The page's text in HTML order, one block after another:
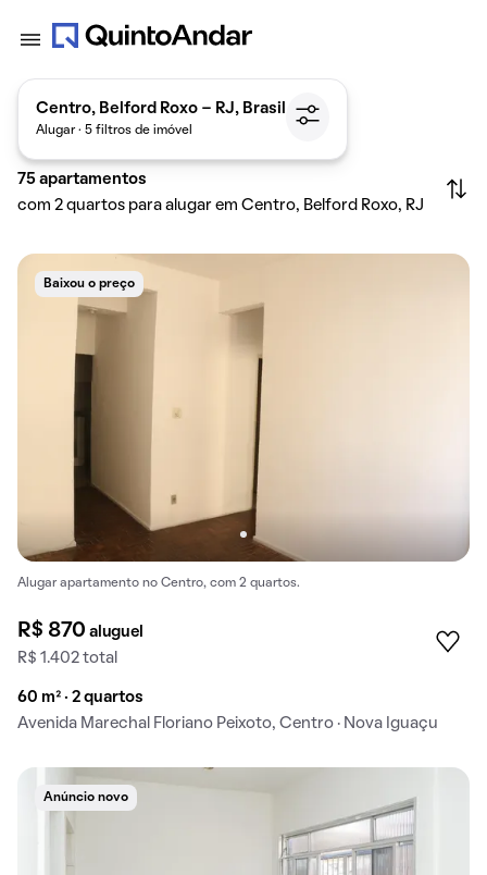
Centro, Belford Roxo - RJ, Brasil
Alugar · 5 filtros de imóvel
75 apartamentos
com 2 quartos para alugar em Centro, Belford Roxo, RJ
Baixou o preço
Alugar apartamento no Centro, com 2 quartos.
R$ 870aluguel
R$ 1.402 total
60 m² · 2 quartos
Avenida Marechal Floriano Peixoto, Centro · Nova Iguaçu
Anúncio novo